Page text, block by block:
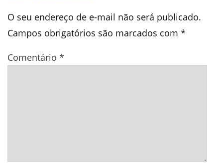
O seu endereço de e-mail não será publicado.
Campos obrigatórios são marcados com *
Comentário *